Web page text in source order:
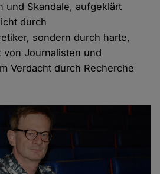
und Skandale, aufgeklärt
durch
sondern durch harte,
Journalisten und
Verdacht durch Recherche